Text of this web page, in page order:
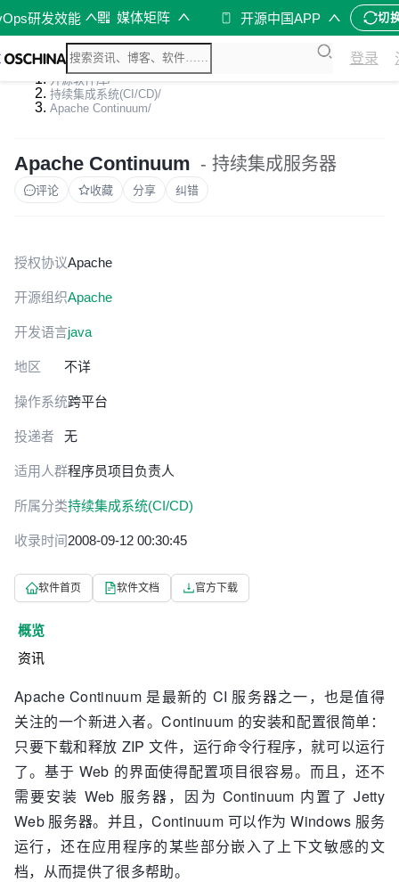
研发效能 媒体矩阵 开源中国APP 切
登录
开源软件库/
持续集成系统(CI/CD)/
Apache Continuum/
Apache Continuum - 持续集成服务器
评论 收藏 分享 纠错
授权协议Apache
开源组织Apache
开发语言java
地区 不详
操作系统跨平台
投递者 无
适用人群程序员项目负责人
所属分类持续集成系统(CI/CD)
收录时间2008-09-12 00:30:45
软件首页 软件文档 官方下载
概览
资讯
Apache Continuum 是最新的 CI 服务器之一，也是值得
关注的一个新进入者。Continuum 的安装和配置很简单：
只要下载和释放 ZIP 文件，运行命令行程序，就可以运行
了。基于 Web 的界面使得配置项目很容易。而且，还不
需要安装 Web 服务器，因为 Continuum 内置了 Jetty
Web 服务器。并且，Continuum 可以作为 Windows 服务
运行，还在应用程序的某些部分嵌入了上下文敏感的文
档，从而提供了很多帮助。